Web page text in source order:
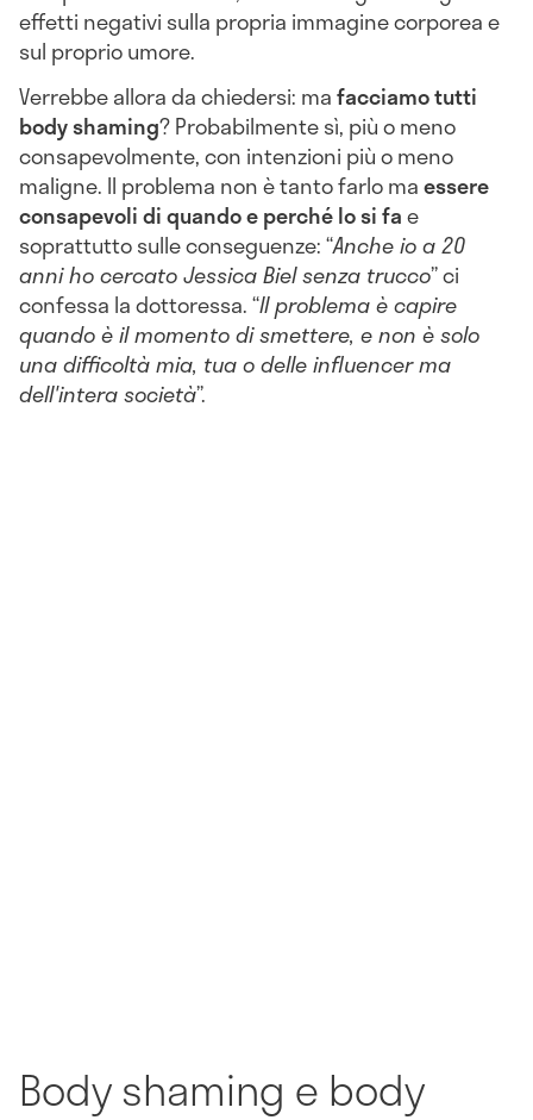
effetti negativi sulla propria immagine corporea e
sul proprio umore.
Verrebbe allora da chiedersi: mafacciamo tutti
body shaming? Probabilmente sì, più o meno
consapevolmente, con intenzioni più o meno
maligne. Il problema non è tanto farlo maessere
consapevoli di quando e perché lo si fae
soprattutto sulle conseguenze: “Anche io a 20
anni ho cercato Jessica Biel senza trucco”ci
confessa la dottoressa.“Il problema è capire
quando è il momento di smettere, e non è solo
una difficoltà mia, tua o delle influencer ma
dell'intera società”.
Body shaming e body